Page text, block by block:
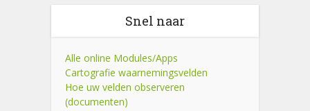
Snel naar
Alle online Modules/Apps
Cartografie waarnemingsvelden
Hoe uw velden observeren
(documenten)